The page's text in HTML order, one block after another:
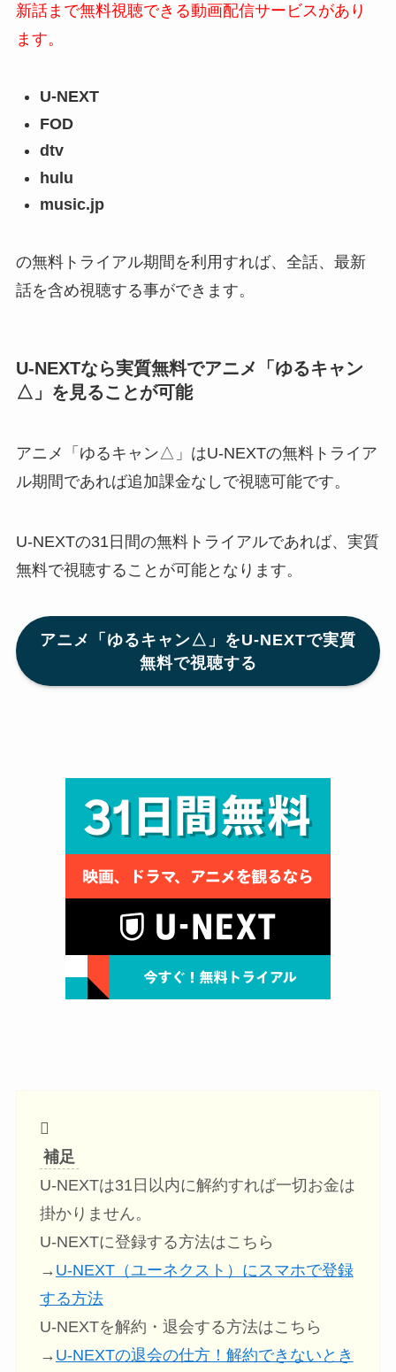
新話まで無料視聴できる動画配信サービスがあり
ます。
U-NEXT
FOD
dtv
hulu
music.jp
の無料トライアル期間を利用すれば、全話、最新
話を含め視聴する事ができます。
U-NEXTなら実質無料でアニメ「ゆるキャン
△」 を見ることが可能
アニメ「ゆるキャン△」はU-NEXTの無料トライア
ル期間であれば追加課金なしで視聴可能です。
U-NEXTの31日間の無料トライアルであれば、実質
無料で視聴することが可能となります。
アニメ「ゆるキャン△」をU-NEXTで実質
無料で視聴する
補足
U-NEXTは31日以内に解約すれば一切お金は
掛かりません。
U-NEXTに登録する方法はこちら
→ U-NEXT（ユーネクスト）にスマホで登録
する方法
U-NEXTを解約・退会する方法はこちら
→ U-NEXTの退会の仕方！解約できないとき